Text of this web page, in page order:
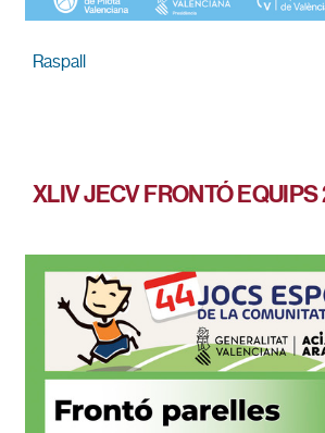
Raspall
XLIV JECV FRONTÓ